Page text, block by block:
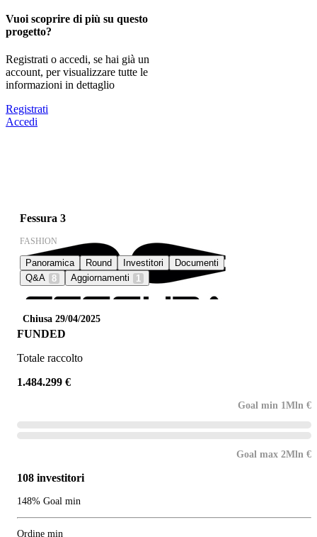
Vuoi scoprire di più su questo
progetto?
Registrati o accedi, se hai già un
account, per visualizzare tutte le
informazioni in dettaglio
Registrati
Accedi
Fessura 3
FASHION
Panoramica Round Investitori
Documenti
Q&A 8 Aggiornamenti 1
Chiusa 29/04/2025
FUNDED
Totale raccolto
1.484.299 €
Goal min 1Mln €
Goal max 2Mln €
108 investitori
148% Goal min
Ordine min